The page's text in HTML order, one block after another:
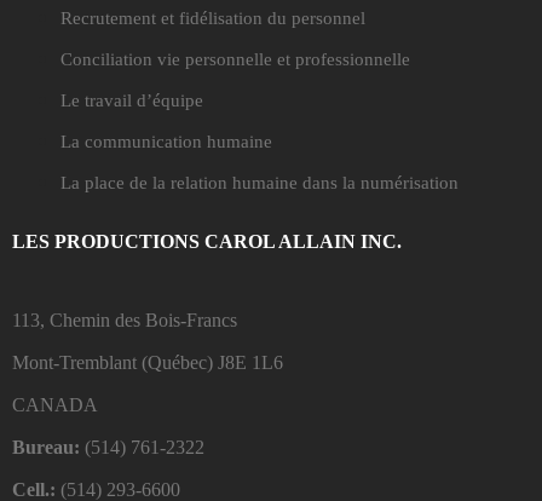
Recrutement et fidélisation du personnel
Conciliation vie personnelle et professionnelle
Le travail d’équipe
La communication humaine
La place de la relation humaine dans la numérisation
LES PRODUCTIONS CAROL ALLAIN INC.
113, Chemin des Bois-Francs
Mont-Tremblant (Québec) J8E 1L6
CANADA
Bureau: (514) 761-2322
Cell.: (514) 293-6600